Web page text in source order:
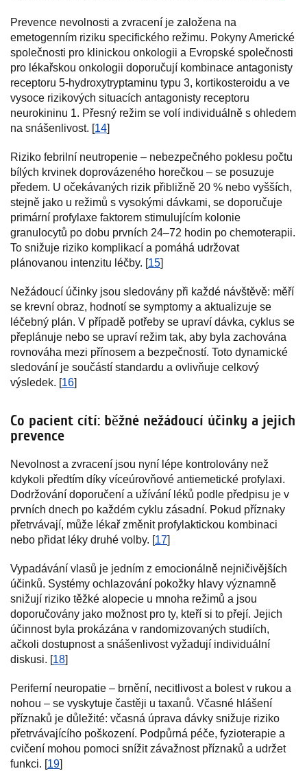
Prevence nevolnosti a zvracení je založena na
emetogenním riziku specifického režimu. Pokyny Americké
společnosti pro klinickou onkologii a Evropské společnosti
pro lékařskou onkologii doporučují kombinace antagonisty
receptoru 5-hydroxytryptaminu typu 3, kortikosteroidu a ve
vysoce rizikových situacích antagonisty receptoru
neurokininu 1. Přesný režim se volí individuálně s ohledem
na snášenlivost. [14]
Riziko febrilní neutropenie – nebezpečného poklesu počtu
bílých krvinek doprovázeného horečkou – se posuzuje
předem. U očekávaných rizik přibližně 20 % nebo vyšších,
stejně jako u režimů s vysokými dávkami, se doporučuje
primární profylaxe faktorem stimulujícím kolonie
granulocytů po dobu prvních 24–72 hodin po chemoterapii.
To snižuje riziko komplikací a pomáhá udržovat
plánovanou intenzitu léčby. [15]
Nežádoucí účinky jsou sledovány při každé návštěvě: měří
se krevní obraz, hodnotí se symptomy a aktualizuje se
léčebný plán. V případě potřeby se upraví dávka, cyklus se
přeplánuje nebo se upraví režim tak, aby byla zachována
rovnováha mezi přínosem a bezpečností. Toto dynamické
sledování je součástí standardu a ovlivňuje celkový
výsledek. [16]
Co pacient cítí: běžné nežádoucí účinky a jejich
prevence
Nevolnost a zvracení jsou nyní lépe kontrolovány než
kdykoli předtím díky víceúrovňové antiemetické profylaxi.
Dodržování doporučení a užívání léků podle předpisu je v
prvních dnech po každém cyklu zásadní. Pokud příznaky
přetrvávají, může lékař změnit profylaktickou kombinaci
nebo přidat léky druhé volby. [17]
Vypadávání vlasů je jedním z emocionálně nejničivějších
účinků. Systémy ochlazování pokožky hlavy významně
snižují riziko těžké alopecie u mnoha režimů a jsou
doporučovány jako možnost pro ty, kteří si to přejí. Jejich
účinnost byla prokázána v randomizovaných studiích,
ačkoli dostupnost a snášenlivost vyžadují individuální
diskusi. [18]
Periferní neuropatie – brnění, necitlivost a bolest v rukou a
nohou – se vyskytuje častěji u taxanů. Včasné hlášení
příznaků je důležité: včasná úprava dávky snižuje riziko
přetrvávajícího poškození. Podpůrná péče, fyzioterapie a
cvičení mohou pomoci snížit závažnost příznaků a udržet
funkci. [19]